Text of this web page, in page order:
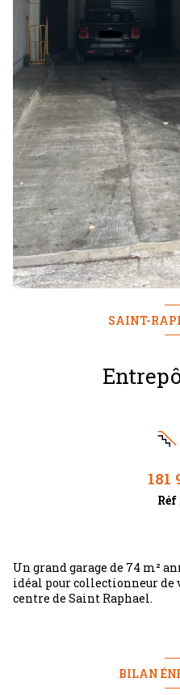
SAINT-
181
Réf
Un grand garage de 74 m²
idéal pour collectionneur de
centre de Saint Raphael.
BILAN